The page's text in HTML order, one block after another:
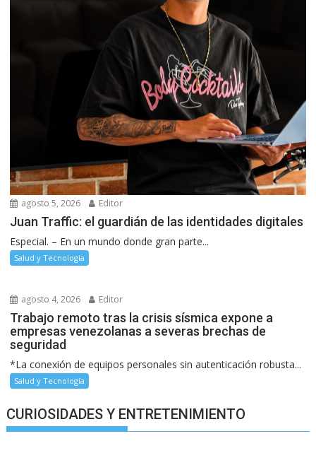
agosto 5, 2026 Editor
Juan Traffic: el guardián de las identidades digitales
Especial. – En un mundo donde gran parte...
Salud y Tecnología
agosto 4, 2026 Editor
Trabajo remoto tras la crisis sísmica expone a
empresas venezolanas a severas brechas de
seguridad
*La conexión de equipos personales sin autenticación robusta...
Salud y Tecnología
CURIOSIDADES Y ENTRETENIMIENTO